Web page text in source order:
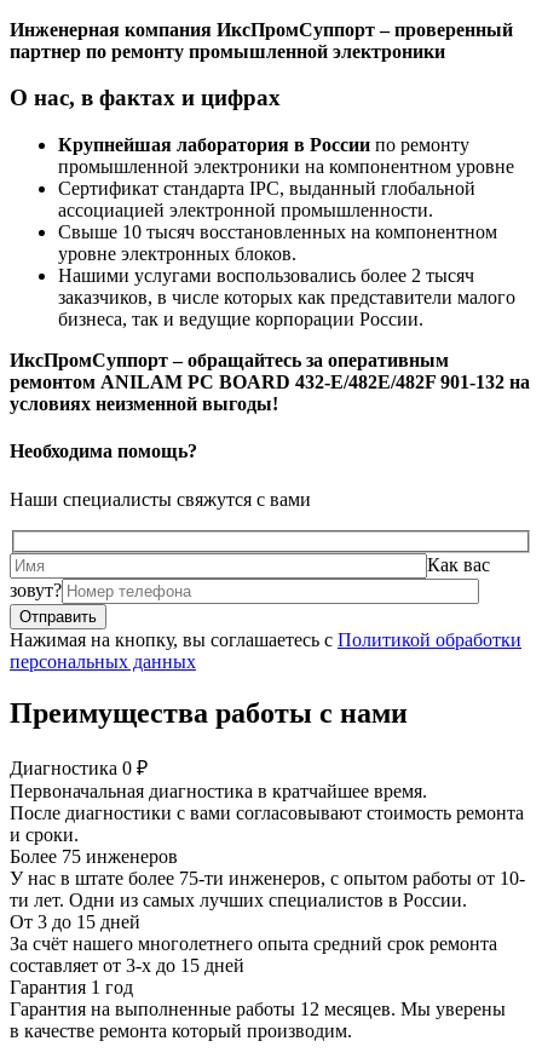
Инженерная компания ИксПромСуппорт – проверенный
партнер по ремонту промышленной электроники
О нас, в фактах и цифрах
Крупнейшая лаборатория в России по ремонту
промышленной электроники на компонентном уровне
Сертификат стандарта IPC, выданный глобальной
ассоциацией электронной промышленности.
Свыше 10 тысяч восстановленных на компонентном
уровне электронных блоков.
Нашими услугами воспользовались более 2 тысяч
заказчиков, в числе которых как представители малого
бизнеса, так и ведущие корпорации России.
ИксПромСуппорт – обращайтесь за оперативным
ремонтом ANILAM PC BOARD 432-E/482E/482F 901-132 на
условиях неизменной выгоды!
Необходима помощь?
Наши специалисты свяжутся с вами
Как вас
зовут?
Нажимая на кнопку, вы соглашаетесь с Политикой обработки
персональных данных
Преимущества работы с нами
Диагностика 0 ₽
Первоначальная диагностика в кратчайшее время.
После диагностики с вами согласовывают стоимость ремонта
и сроки.
Более 75 инженеров
У нас в штате более 75-ти инженеров, с опытом работы от 10-
ти лет. Одни из самых лучших специалистов в России.
От 3 до 15 дней
За счёт нашего многолетнего опыта средний срок ремонта
составляет от 3-х до 15 дней
Гарантия 1 год
Гарантия на выполненные работы 12 месяцев. Мы уверены
в качестве ремонта который производим.